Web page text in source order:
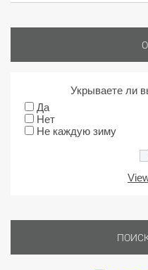
Укрываете ли
Да
Нет
Не каждую зиму